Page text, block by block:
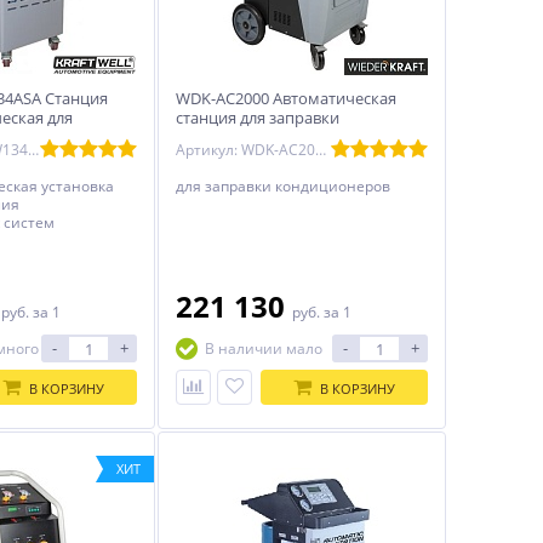
Станция
для
Артикул: MKKRW134ASA
установка
руб. за 1
- +
В КОРЗИНУ
WDK-AC2000 Автоматическая
станция для заправки
кондиционеров WiederKraft
Артикул: WDK-AC2000
для заправки кондиционеров
221 130 руб. за 1
В наличии мало
- +
В КОРЗИНУ
ХИТ